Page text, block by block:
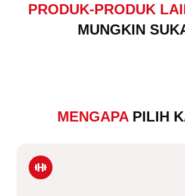
PRODUK-PRODUK
MUNGKIN
MENGAPAPILIH